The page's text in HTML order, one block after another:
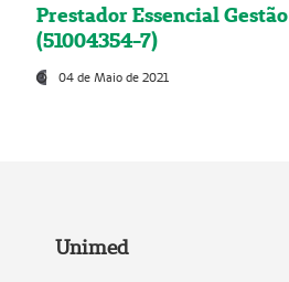
Prestador Essencial
(51004354-7)
04 de Maio de 2021
Unimed